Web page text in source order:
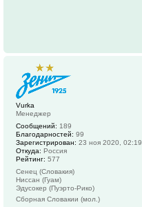
Vurka
Менеджер
Сообщений: 189
Благодарностей: 99
Зарегистрирован: 23 ноя 2020, 02:19
Откуда: Россия
Рейтинг: 577
Сенец (Словакия)
Ниссан (Гуам)
Эдусокер (Пуэрто-Рико)
Сборная Словакии (мол.)